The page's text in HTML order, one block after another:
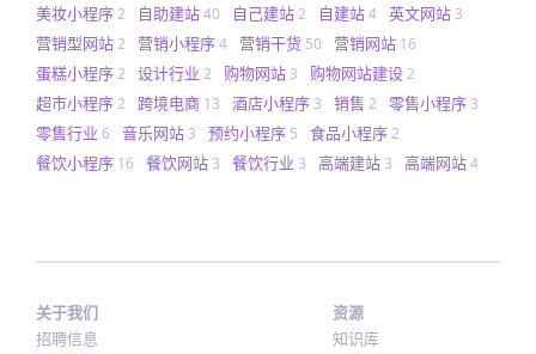
美妆小程序2 自助建站40 自己建站2 自建站4 英文网站 3
营销型网站2 营销小程序4 营销干货 50 营销网站 16
蛋糕小程序2 设计行业 2 购物网站 3 购物网站建设2
超市小程序2 跨境电商 13 酒店小程序 3 销售 2 零售小程序 3
零售行业 6 音乐网站 3 预约小程序 5 食品小程序2
餐饮小程序 16 餐饮网站 3 餐饮行业 3 高端建站 3 高端网站4
关于我们
招聘信息
资源
知识库